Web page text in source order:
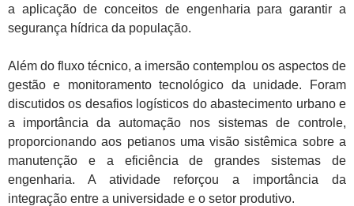
a aplicação de conceitos de engenharia para garantir a
segurança hídrica da população.
Além do fluxo técnico, a imersão contemplou os aspectos de
gestão e monitoramento tecnológico da unidade. Foram
discutidos os desafios logísticos do abastecimento urbano e
a importância da automação nos sistemas de controle,
proporcionando aos petianos uma visão sistêmica sobre a
manutenção e a eficiência de grandes sistemas de
engenharia. A atividade reforçou a importância da
integração entre a universidade e o setor produtivo.